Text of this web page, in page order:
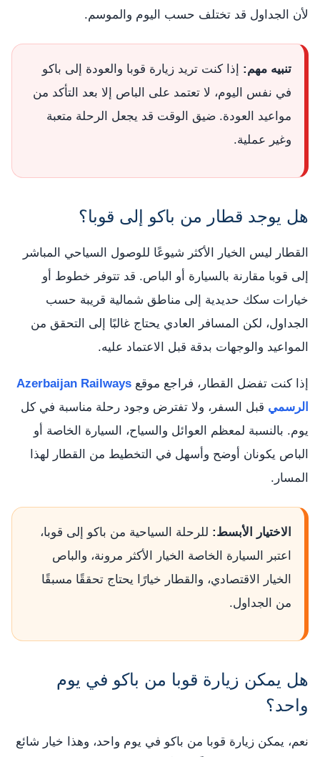
لأن الجداول قد تختلف حسب اليوم والموسم.
تنبيه مهم: إذا كنت تريد زيارة قوبا والعودة إلى باكو
في نفس اليوم، لا تعتمد على الباص إلا بعد التأكد من
مواعيد العودة. ضيق الوقت قد يجعل الرحلة متعبة
وغير عملية.
هل يوجد قطار من باكو إلى قوبا؟
القطار ليس الخيار الأكثر شيوعًا للوصول السياحي المباشر
إلى قوبا مقارنة بالسيارة أو الباص. قد تتوفر خطوط أو
خيارات سكك حديدية إلى مناطق شمالية قريبة حسب
الجداول، لكن المسافر العادي يحتاج غالبًا إلى التحقق من
المواعيد والوجهات بدقة قبل الاعتماد عليه.
إذا كنت تفضل القطار، فراجع موقع Azerbaijan Railways
الرسمي قبل السفر، ولا تفترض وجود رحلة مناسبة في كل
يوم. بالنسبة لمعظم العوائل والسياح، السيارة الخاصة أو
الباص يكونان أوضح وأسهل في التخطيط من القطار لهذا
المسار.
الاختيار الأبسط: للرحلة السياحية من باكو إلى قوبا،
اعتبر السيارة الخاصة الخيار الأكثر مرونة، والباص
الخيار الاقتصادي، والقطار خيارًا يحتاج تحققًا مسبقًا
من الجداول.
هل يمكن زيارة قوبا من باكو في يوم
واحد؟
نعم، يمكن زيارة قوبا من باكو في يوم واحد، وهذا خيار شائع